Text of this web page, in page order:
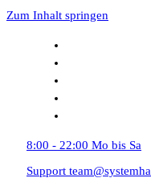
Zum Inhalt springen
8:00 - 22:00 Mo bis Sa
Support